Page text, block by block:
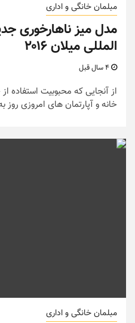
مبلمان خانگی و اداری
مدل میز ناهارخوری
المللی میلان ۲۰۱۶
از آنجایی که محبوبیت استفاده
خانه و آپارتمان های امروزی روز
مبلمان خانگی و اداری